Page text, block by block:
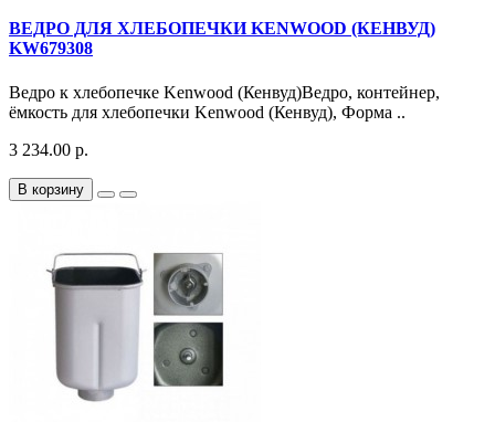
ВЕДРО ДЛЯ ХЛЕБОПЕЧКИ KENWOOD (КЕНВУД)
KW679308
Ведро к хлебопечке Kenwood (Кенвуд)Ведро, контейнер,
ёмкость для хлебопечки Kenwood (Кенвуд), Форма ..
3 234.00 р.
В корзину